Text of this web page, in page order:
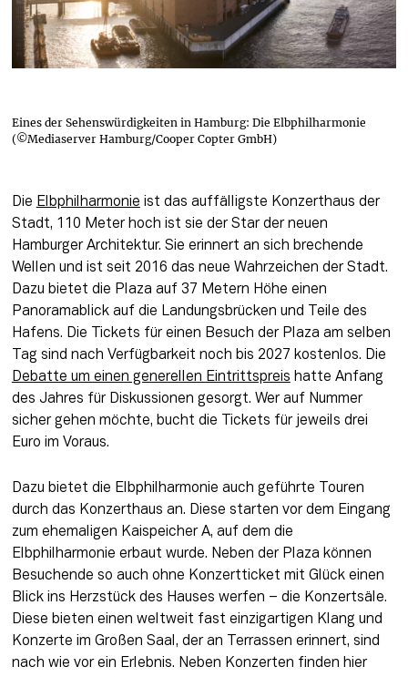
Eines der Sehenswürdigkeiten in Hamburg: Die Elbphilharmonie
(©Mediaserver Hamburg/Cooper Copter GmbH)
Die Elbphilharmonie ist das auffälligste Konzerthaus der
Stadt, 110 Meter hoch ist sie der Star der neuen
Hamburger Architektur. Sie erinnert an sich brechende
Wellen und ist seit 2016 das neue Wahrzeichen der Stadt.
Dazu bietet die Plaza auf 37 Metern Höhe einen
Panoramablick auf die Landungsbrücken und Teile des
Hafens. Die Tickets für einen Besuch der Plaza am selben
Debatte um einen generellen Eintrittspreis hatte Anfang
des Jahres für Diskussionen gesorgt. Wer auf Nummer
sicher gehen möchte, bucht die Tickets für jeweils drei
Euro im Voraus.
Dazu bietet die Elbphilharmonie auch geführte Touren
durch das Konzerthaus an. Diese starten vor dem Eingang
zum ehemaligen Kaispeicher A, auf dem die
Elbphilharmonie erbaut wurde. Neben der Plaza können
Besuchende so auch ohne Konzertticket mit Glück einen
Blick ins Herzstück des Hauses werfen – die Konzertsäle.
Diese bieten einen weltweit fast einzigartigen Klang und
Konzerte im Großen Saal, der an Terrassen erinnert, sind
nach wie vor ein Erlebnis. Neben Konzerten finden hier